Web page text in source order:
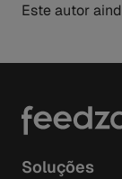
Este autor
Soluções